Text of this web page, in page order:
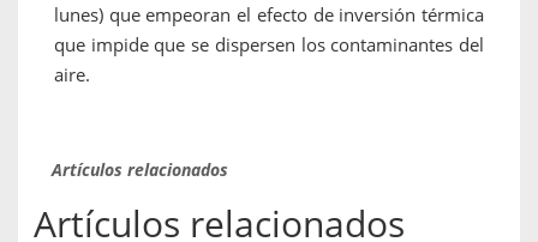
lunes) que empeoran el efecto de inversión térmica
que impide que se dispersen los contaminantes del
aire.
Artículos relacionados
Artículos relacionados